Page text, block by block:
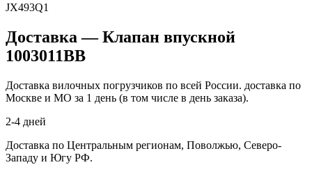
JX493Q1
Доставка — Клапан впускной
1003011BB
Доставка вилочных погрузчиков по всей России. доставка по
Москве и МО за 1 день (в том числе в день заказа).
2-4 дней
Доставка по Центральным регионам, Поволжью, Северо-
Западу и Югу РФ.